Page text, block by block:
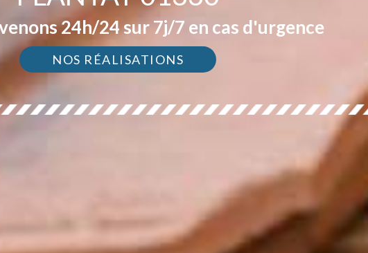
24h/24 sur 7j/7 en cas d'urgence
NOS RÉALISATIONS